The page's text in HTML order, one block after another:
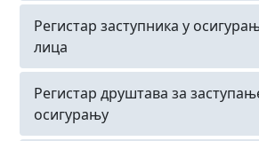
Регистар друштава за
Регистар филијала друштава
Регистар заступника у
лица
Подрегистар заступника у
физичка лица из РС
Регистар друштава за
осигурању